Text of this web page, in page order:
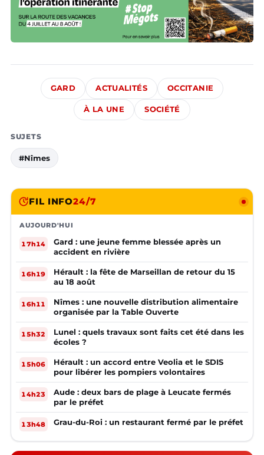
GARD ACTUALITÉS OCCITANIE
À LA UNE SOCIÉTÉ
SUJETS
#Nîmes
FIL INFO24/7
AUJOURD'HUI
17h14
Gard : une jeune femme blessée après un
accident en rivière
16h19
Hérault : la fête de Marseillan de retour du 15
au 18 août
16h11
Nîmes : une nouvelle distribution alimentaire
organisée par la Table Ouverte
15h32
Lunel : quels travaux sont faits cet été dans les
écoles ?
15h06
Hérault : un accord entre Veolia et le SDIS
pour libérer les pompiers volontaires
14h23
Aude : deux bars de plage à Leucate fermés
par le préfet
13h48 Grau-du-Roi : un restaurant fermé par le préfet